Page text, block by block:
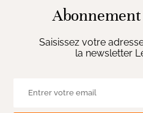
Saisissez votre
la newsletter